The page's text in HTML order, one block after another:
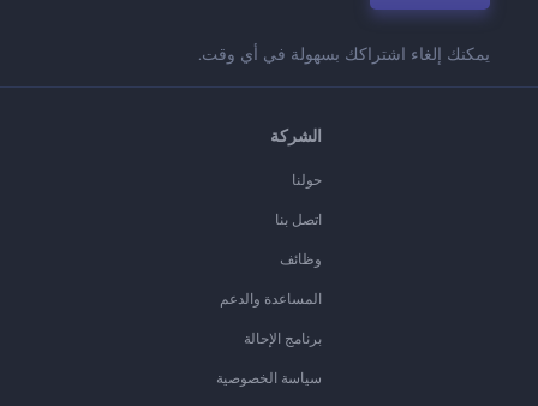
يمكنك إلغاء اشتراكك بسهولة في أي وقت.
الشركة
حولنا
اتصل بنا
وظائف
المساعدة والدعم
برنامج الإحالة
سياسة الخصوصية